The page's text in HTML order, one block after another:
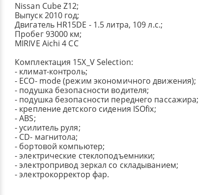
Nissan Cube Z12;
Выпуск 2010 год;
Двигатель HR15DE - 1.5 литра, 109 л.с.;
Пробег 93000 км;
MIRIVE Aichi 4 CC
Комплектация 15Х_V Selection:
- климат-контроль;
- ECO- mode (режим экономичного движения);
- подушка безопасности водителя;
- подушка безопасности переднего пассажира;
- крепление детского сидения ISOfix;
- ABS;
- усилитель руля;
- CD- магнитола;
- бортовой компьютер;
- электрические стеклоподъемники;
- электропривод зеркал со складыванием;
- электрокорректор фар.